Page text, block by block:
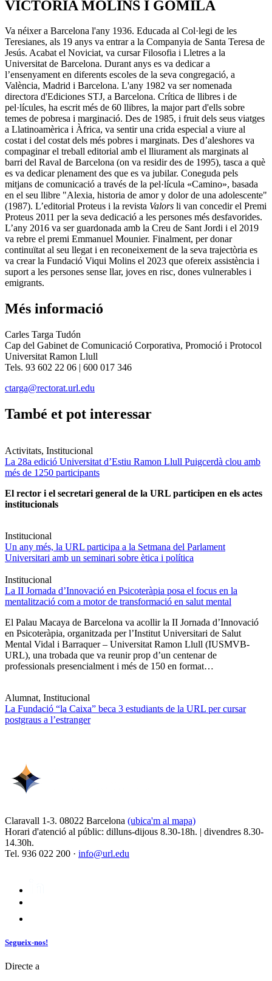
VICTÒRIA MOLINS I GOMILA
Va néixer a Barcelona l'any 1936. Educada al Col·legi de les
Teresianes, als 19 anys va entrar a la Companyia de Santa Teresa de
Jesús. Acabat el Noviciat, va cursar Filosofia i Lletres a la
Universitat de Barcelona. Durant anys es va dedicar a
l’ensenyament en diferents escoles de la seva congregació, a
València, Madrid i Barcelona. L'any 1982 va ser nomenada
directora d'Ediciones STJ, a Barcelona. Crítica de llibres i de
pel·lícules, ha escrit més de 60 llibres, la major part d'ells sobre
temes de pobresa i marginació. Des de 1985, i fruit dels seus viatges
a Llatinoamèrica i Àfrica, va sentir una crida especial a viure al
costat i del costat dels més pobres i marginats. Des d’aleshores va
compaginar el treball editorial amb el lliurament als marginats al
barri del Raval de Barcelona (on va residir des de 1995), tasca a què
es va dedicar plenament des que es va jubilar. Coneguda pels
mitjans de comunicació a través de la pel·lícula «Camino», basada
en el seu llibre "Alexia, historia de amor y dolor de una adolescente"
(1987). L’editorial Proteus i la revista Valors li van concedir el Premi
Proteus 2011 per la seva dedicació a les persones més desfavorides.
L’any 2016 va ser guardonada amb la Creu de Sant Jordi i el 2019
va rebre el premi Emmanuel Mounier. Finalment, per donar
continuïtat al seu llegat i en reconeixement de la seva trajectòria es
va crear la Fundació Viqui Molins el 2023 que ofereix assistència i
suport a les persones sense llar, joves en risc, dones vulnerables i
emigrants.
Més informació
Carles Targa Tudón
Cap del Gabinet de Comunicació Corporativa, Promoció i Protocol
Universitat Ramon Llull
Tels. 93 602 22 06 | 600 017 346
ctarga@rectorat.url.edu
També et pot interessar
Activitats, Institucional
La 28a edició Universitat d’Estiu Ramon Llull Puigcerdà clou amb
més de 1250 participants
El rector i el secretari general de la URL participen en els actes
institucionals
Institucional
Un any més, la URL participa a la Setmana del Parlament
Universitari amb un seminari sobre ètica i política
Institucional
La II Jornada d’Innovació en Psicoteràpia posa el focus en la
mentalització com a motor de transformació en salut mental
El Palau Macaya de Barcelona va acollir la II Jornada d’Innovació
en Psicoteràpia, organitzada per l’Institut Universitari de Salut
Mental Vidal i Barraquer – Universitat Ramon Llull (IUSMVB-
URL), una trobada que va reunir prop d’un centenar de
professionals presencialment i més de 150 en format…
Alumnat, Institucional
La Fundació “la Caixa” beca 3 estudiants de la URL per cursar
postgraus a l’estranger
Claravall 1-3. 08022 Barcelona (ubica'm al mapa)
Horari d'atenció al públic: dilluns-dijous 8.30-18h. | divendres 8.30-
14.30h.
Tel. 936 022 200 · info@url.edu
Segueix-nos!
Directe a